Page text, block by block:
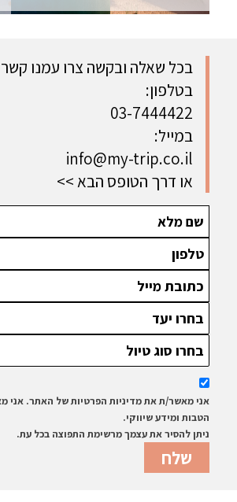
טיול
פרטי דלתת
אוקוונגו,
אחד מאזורי
הפרא
האחרונים
בעולם
דרום
אוק' מסע
מעמיק
ויקטוריה
אני מאשר/ת את מדיניות הפרטיות של האתר. אני
הטבות ומידע שיווקי.
ניתן להסיר את עצמך מרשימת התפוצה בכל עת.
בכל שאלה ובקשה צרו עמנו
בטלפון:
03-7444422
במייל:
info@my-trip.co.il
או דרך הטופס הבא >>